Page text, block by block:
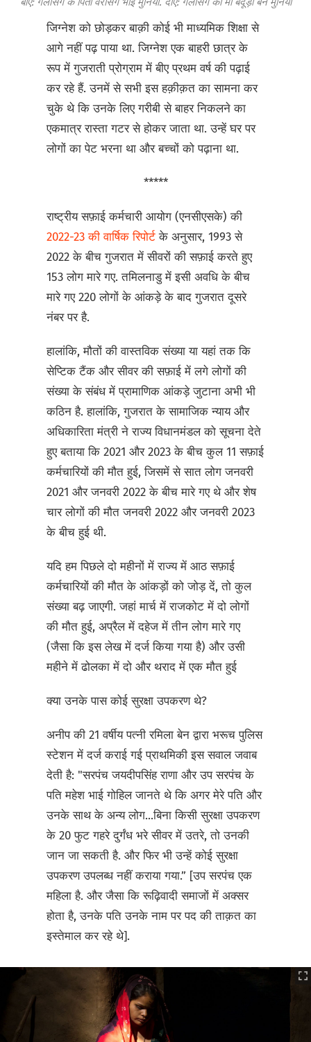
जिग्नेश को छोड़कर बाक़ी कोई भी माध्यमिक शिक्षा से
आगे नहीं पढ़ पाया था. जिग्नेश एक बाहरी छात्र के
रूप में गुजराती प्रोग्राम में बीए प्रथम वर्ष की पढ़ाई
कर रहे हैं. उनमें से सभी इस हक़ीक़त का सामना कर
चुके थे कि उनके लिए गरीबी से बाहर निकलने का
एकमात्र रास्ता गटर से होकर जाता था. उन्हें घर पर
लोगों का पेट भरना था और बच्चों को पढ़ाना था.
*****
राष्ट्रीय सफ़ाई कर्मचारी आयोग (एनसीएसके) की
2022-23 की वार्षिक रिपोर्टके अनुसार, 1993 से
2022 के बीच गुजरात में सीवरों की सफ़ाई करते हुए
153 लोग मारे गए. तमिलनाडु में इसी अवधि के बीच
मारे गए 220 लोगों के आंकड़े के बाद गुजरात दूसरे
नंबर पर है.
हालांकि, मौतों की वास्तविक संख्या या यहां तक कि
सेप्टिक टैंक और सीवर की सफ़ाई में लगे लोगों की
संख्या के संबंध में प्रामाणिक आंकड़े जुटाना अभी भी
कठिन है. हालांकि, गुजरात के सामाजिक न्याय और
अधिकारिता मंत्री ने राज्य विधानमंडल को सूचना देते
हुए बताया कि 2021 और 2023 के बीच कुल 11 सफ़ाई
कर्मचारियों की मौत हुई, जिसमें से सात लोग जनवरी
2021 और जनवरी 2022 के बीच मारे गए थे और शेष
चार लोगों की मौत जनवरी 2022 और जनवरी 2023
के बीच हुई थी.
यदि हम पिछले दो महीनों में राज्य में आठ सफ़ाई
कर्मचारियों की मौत के आंकड़ों को जोड़ दें, तो कुल
संख्या बढ़ जाएगी. जहां मार्च में राजकोट में दो लोगों
की मौत हुई, अप्रैल में दहेज में तीन लोग मारे गए
(जैसा कि इस लेख में दर्ज किया गया है) और उसी
महीने में ढोलका में दो और थराद में एक मौत हुई
क्या उनके पास कोई सुरक्षा उपकरण थे?
अनीप की 21 वर्षीय पत्नी रमिला बेन द्वारा भरूच पुलिस
स्टेशन में दर्ज कराई गई प्राथमिकी इस सवाल जवाब
देती है: "सरपंच जयदीपसिंह राणा और उप सरपंच के
पति महेश भाई गोहिल जानते थे कि अगर मेरे पति और
उनके साथ के अन्य लोग...बिना किसी सुरक्षा उपकरण
के 20 फुट गहरे दुर्गंध भरे सीवर में उतरे, तो उनकी
जान जा सकती है. और फिर भी उन्हें कोई सुरक्षा
उपकरण उपलब्ध नहीं कराया गया.” [उप सरपंच एक
महिला है. और जैसा कि रूढ़िवादी समाजों में अक्सर
होता है, उनके पति उनके नाम पर पद की ताक़त का
इस्तेमाल कर रहे थे].